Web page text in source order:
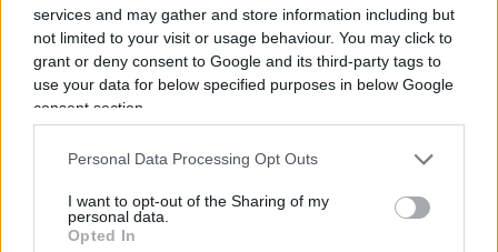
services and may gather and store information including but
not limited to your visit or usage behaviour. You may click to
grant or deny consent to Google and its third-party tags to
use your data for below specified purposes in below Google
consent section.
Personal Data Processing Opt Outs
I want to opt-out of the Sharing of my
personal data.
Opted In
rivoluzionario. Invece di passare le vacanze
scrollando su Instagram hannocostruito un
banchetto nel cortile di casavicino alla piazza
del paese e hanno messo in vendita
fresca,caffè, acqua e pasticcini. Lo scopo?
Mettere da parte qualche soldo e comprarsi un
vecchioPiaggio Ciao, il motorino che ha fatto
sognare generazioni intere e che è praticamente